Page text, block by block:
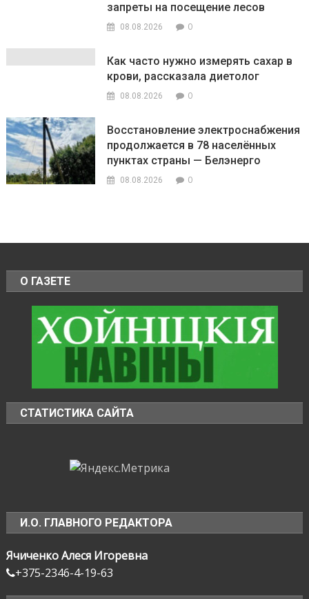
запреты на посещение лесов
08.08.2026 0
Как часто нужно измерять сахар в
крови, рассказала диетолог
08.08.2026 0
Восстановление электроснабжения
продолжается в 78 населённых
пунктах страны — Белэнерго
08.08.2026 0
О ГАЗЕТЕ
СТАТИСТИКА САЙТА
И.О. ГЛАВНОГО РЕДАКТОРА
Ячиченко Алеся Игоревна
+375-2346-4-19-63